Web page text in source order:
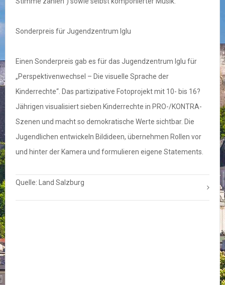
Sonderpreis für Jugendzentrum Iglu
Einen Sonderpreis gab es für das Jugendzentrum Iglu für
„Perspektivenwechsel – Die visuelle Sprache der
Kinderrechte“. Das partizipative Fotoprojekt mit 10- bis 16?
Jährigen visualisiert sieben Kinderrechte in PRO-/KONTRA-
Szenen und macht so demokratische Werte sichtbar. Die
Jugendlichen entwickeln Bildideen, übernehmen Rollen vor
und hinter der Kamera und formulieren eigene Statements.
Quelle: Land Salzburg